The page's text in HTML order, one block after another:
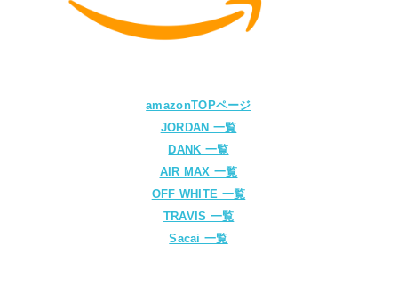
amazonTOPページ
JORDAN 一覧
DANK 一覧
AIR MAX 一覧
OFF WHITE 一覧
TRAVIS 一覧
Sacai 一覧